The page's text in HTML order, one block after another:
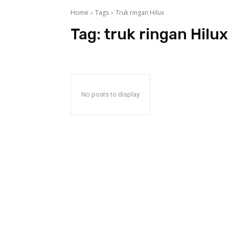
Home Tags Truk ringan Hilux
Tag: truk ringan Hilux
No posts to display